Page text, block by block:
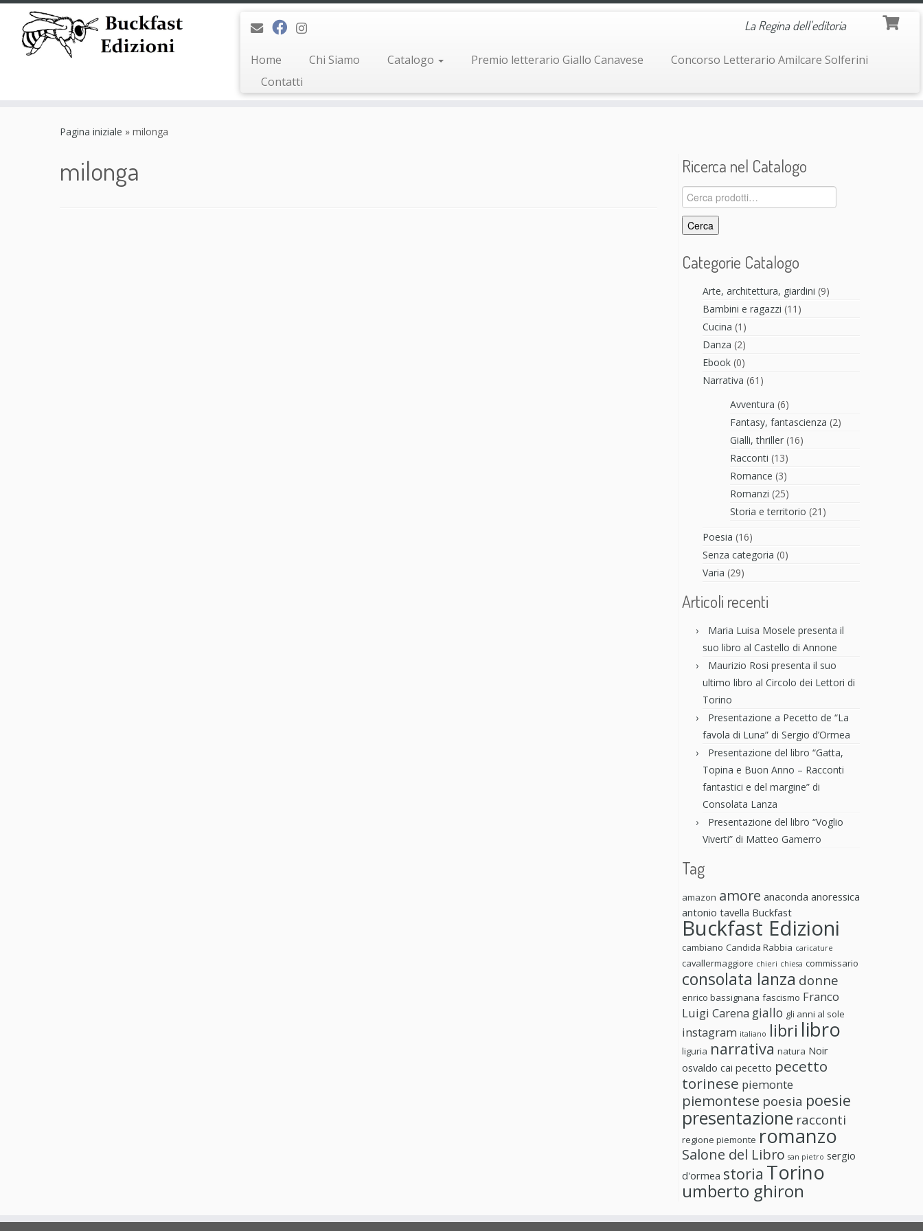
La Regina dell'editoria
Home Chi Siamo Catalogo Premio letterario Giallo Canavese
Concorso Letterario Amilcare Solferini
Contatti
Pagina iniziale » milonga
milonga Ricerca nel Catalogo
Cerca:
Cerca
Categorie Catalogo
Arte, architettura, giardini (9)
Bambini e ragazzi (11)
Cucina (1)
Danza (2)
Ebook (0)
Narrativa (61)
Avventura (6)
Fantasy, fantascienza (2)
Gialli, thriller (16)
Racconti (13)
Romance (3)
Romanzi (25)
Storia e territorio (21)
Poesia (16)
Senza categoria (0)
Varia (29)
Articoli recenti
Maria Luisa Mosele presenta il
suo libro al Castello di Annone
Maurizio Rosi presenta il suo
ultimo libro al Circolo dei Lettori di
Torino
Presentazione a Pecetto de “La
favola di Luna” di Sergio d’Ormea
Presentazione del libro “Gatta,
Topina e Buon Anno – Racconti
fantastici e del margine” di
Consolata Lanza
Presentazione del libro “Voglio
Viverti” di Matteo Gamerro
Tag
amazon amore anaconda anoressica
antonio tavella Buckfast
Buckfast Edizioni
cambiano Candida Rabbia caricature
cavallermaggiore chieri chiesa commissario
consolata lanza donne
enrico bassignana fascismo Franco
Luigi Carena giallo gli anni al sole
instagram italiano libri libro
liguria narrativa natura Noir
osvaldo cai pecetto pecetto
torinese piemonte
piemontese poesia poesie
presentazione racconti
regione piemonte romanzo
Salone del Libro san pietro sergio
d'ormea storia Torino
umberto ghiron